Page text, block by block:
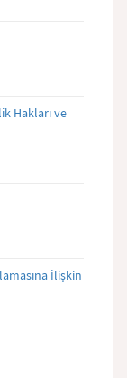
Hakları ve
İlişkin